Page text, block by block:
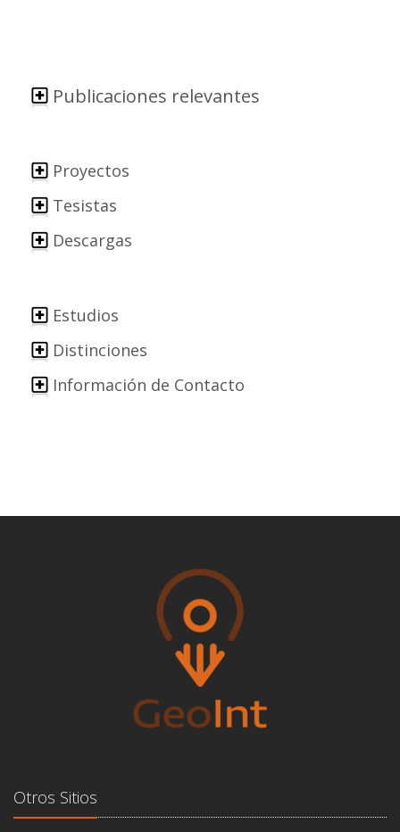
Publicaciones relevantes
Proyectos
Tesistas
Descargas
Estudios
Distinciones
Información de Contacto
Otros Sitios